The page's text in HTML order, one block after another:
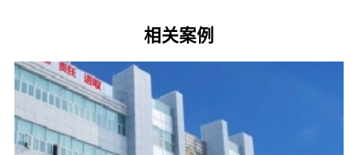
相关案例